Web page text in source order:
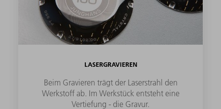
LASERGRAVIEREN
Beim Gravieren trägt der Laserstrahl den
Werkstoff ab. Im Werkstück entsteht eine
Vertiefung - die Gravur.